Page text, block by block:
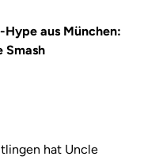
Hype aus München:
Smash
hat Uncle